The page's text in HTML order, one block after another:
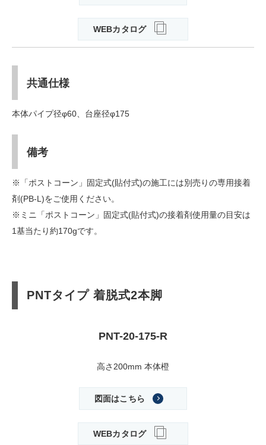
WEBカタログ
共通仕様
本体パイプ径φ60、台座径φ175
備考
※「ポストコーン」固定式(貼付式)の施工には別売りの専用接着
剤(PB-L)をご使用ください。
※ミニ「ポストコーン」固定式(貼付式)の接着剤使用量の目安は
1基当たり約170gです。
PNTタイプ 着脱式2本脚
PNT-20-175-R
高さ200mm 本体橙
図面はこちら
WEBカタログ